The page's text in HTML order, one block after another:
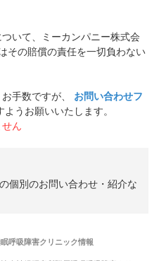
いて、ミーカンパニー株式会
その賠償の責任を一切負わない
手数ですが、
お問い合わせフ
うお願いいたします。
ん
個別のお問い合わせ・紹介な
呼吸障害クリニック情報